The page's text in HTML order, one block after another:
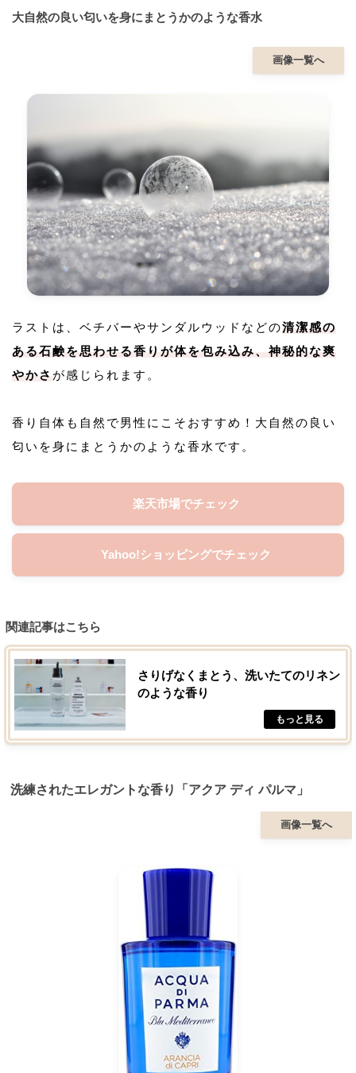
大自然の良い匂いを身にまとうかのような香水
画像一覧へ
ラストは、ベチバーやサンダルウッドなどの清潔感の
ある石鹸を思わせる香りが体を包み込み、神秘的な爽
やかさ が感じられます。
香り自体も自然で男性にこそおすすめ！大自然の良い
匂いを身にまとうかのような香水です。
楽天市場でチェック
Yahoo!ショッピングでチェック
関連記事はこちら
さりげなくまとう、洗いたてのリネン
のような香り
洗練されたエレガントな香り「アクア ディ パルマ」
画像一覧へ